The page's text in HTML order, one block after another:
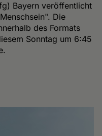
Bayern veröffentlicht
Die
des Formats
Sonntag um 6:45